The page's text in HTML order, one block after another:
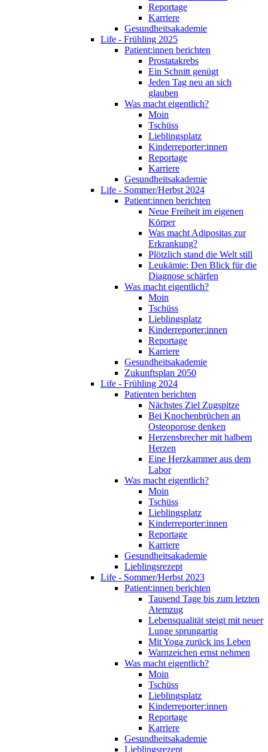
Reportage
Karriere
Gesundheitsakademie
Life - Frühling 2025
Patient:innen berichten
Prostatakrebs
Ein Schnitt genügt
Jeden Tag neu an sich
glauben
Was macht eigentlich?
Moin
Tschüss
Lieblingsplatz
Kinderreporter:innen
Reportage
Karriere
Gesundheitsakademie
Life - Sommer/Herbst 2024
Patient:innen berichten
Neue Freiheit im eigenen
Körper
Was macht Adipositas zur
Erkrankung?
Plötzlich stand die Welt still
Leukämie: Den Blick für die
Diagnose schärfen
Was macht eigentlich?
Moin
Tschüss
Lieblingsplatz
Kinderreporter:innen
Reportage
Karriere
Gesundheitsakademie
Zukunftsplan 2050
Life - Frühling 2024
Patienten berichten
Nächstes Ziel Zugspitze
Bei Knochenbrüchen an
Osteoporose denken
Herzensbrecher mit halbem
Herzen
Eine Herzkammer aus dem
Labor
Was macht eigentlich?
Moin
Tschüss
Lieblingsplatz
Kinderreporter:innen
Reportage
Karriere
Gesundheitsakademie
Lieblingsrezept
Life - Sommer/Herbst 2023
Patient:innen berichten
Tausend Tage bis zum letzten
Atemzug
Lebensqualität steigt mit neuer
Lunge sprungartig
Mit Yoga zurück ins Leben
Warnzeichen ernst nehmen
Was macht eigentlich?
Moin
Tschüss
Lieblingsplatz
Kinderreporter:innen
Reportage
Karriere
Gesundheitsakademie
Lieblingsrezept